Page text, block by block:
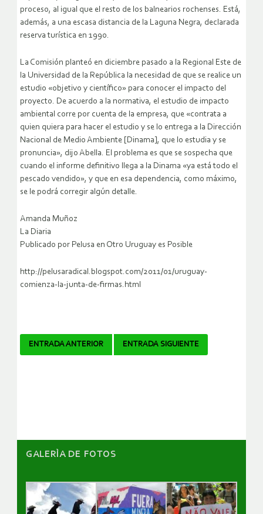
proceso, al igual que el resto de los balnearios rochenses. Está,
además, a una escasa distancia de la Laguna Negra, declarada
reserva turística en 1990.
La Comisión planteó en diciembre pasado a la Regional Este de
la Universidad de la República la necesidad de que se realice un
estudio «objetivo y científico» para conocer el impacto del
proyecto. De acuerdo a la normativa, el estudio de impacto
ambiental corre por cuenta de la empresa, que «contrata a
quien quiera para hacer el estudio y se lo entrega a la Dirección
Nacional de Medio Ambiente [Dinama], que lo estudia y se
pronuncia», dijo Abella. El problema es que se sospecha que
cuando el informe definitivo llega a la Dinama «ya está todo el
pescado vendido», y que en esa dependencia, como máximo,
se le podrá corregir algún detalle.
Amanda Muñoz
La Diaria
Publicado por Pelusa en Otro Uruguay es Posible
http://pelusaradical.blogspot.com/2011/01/uruguay-
comienza-la-junta-de-firmas.html
Navegador
ENTRADA ANTERIOR ENTRADA SIGUIENTE
GALERÌA DE FOTOS